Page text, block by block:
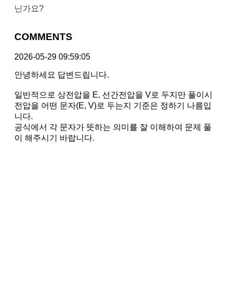
닌가요?
COMMENTS
2026-05-29 09:59:05
안녕하세요 답변드립니다.
일반적으로 상전압을 E, 선간전압을 V로 두지만 풀이시
전압을 어떤 문자(E, V)로 두는지 기준은 정하기 나름입
니다.
공식에서 각 문자가 뜻하는 의미를 잘 이해하여 문제 풀
이 해주시기 바랍니다.